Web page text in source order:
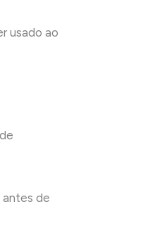
usado ao
antes de